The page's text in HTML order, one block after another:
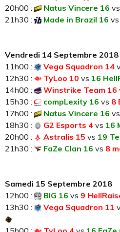
20h00 :
Natus Vincere 16 vs
21h30 :
Made in Brazil 16 vs
Vendredi 14 Septembre 2018
11h00 :
Vega Squadron 14
12h30 :
TyLoo 10 vs 16
14h00 :
Winstrike Team 16
15h30 :
compLexity 16 vs 8
17h00 :
Natus Vincere 16 vs
18h30 :
G2 Esports 4 vs 16
20h00 :
Astralis 15 vs 19
21h30 :
FaZe Clan 16 vs 8
Samedi 15 Septembre 2018
12h00 :
BIG 16 vs 9
13h30 :
Vega Squadron 11